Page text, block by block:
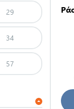
29
34
57